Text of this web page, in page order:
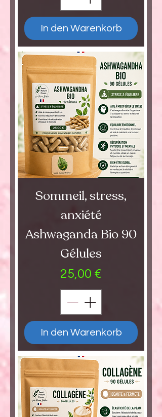
In den Warenkorb
Sommeil, stress,
anxiété
Ashwaganda Bio 90
Gélules
Preis
25,00 €
In den Warenkorb